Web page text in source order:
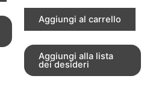
Aggiungi al carrello
Aggiungi alla lista
dei desideri